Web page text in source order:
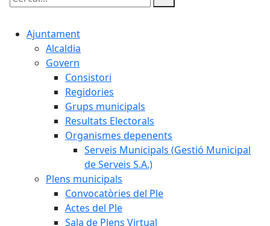
Cercar:
Ajuntament
Alcaldia
Govern
Consistori
Regidories
Grups municipals
Resultats Electorals
Organismes depenents
Serveis Municipals (Gestió Municipal
de Serveis S.A.)
Plens municipals
Convocatòries del Ple
Actes del Ple
Sala de Plens Virtual